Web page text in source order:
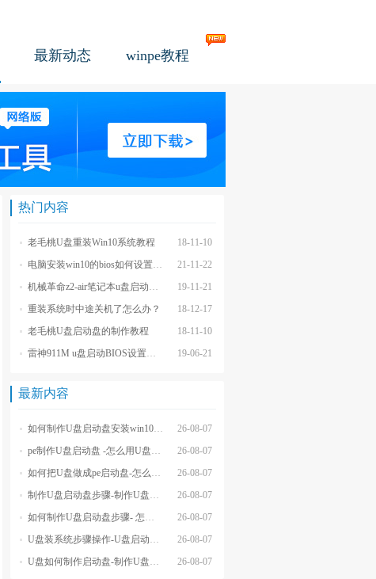
最新动态 winpe教程
热门内容
18-11-10
老毛桃U盘重装Win10系统教程
21-11-22
电脑安装win10的bios如何设置u盘图文教程
19-11-21
机械革命z2-air笔记本u盘启动BIOS设置教程
18-12-17
重装系统时中途关机了怎么办？
18-11-10
老毛桃U盘启动盘的制作教程
19-06-21
雷神911M u盘启动BIOS设置教程
最新内容
26-08-07
如何制作U盘启动盘安装win10系统-怎么制作U盘启动盘安装win10系
26-08-07
pe制作U盘启动盘 -怎么用U盘制作pe系统启动盘
26-08-07
如何把U盘做成pe启动盘-怎么把U盘做成pe启动盘
26-08-07
制作U盘启动盘步骤-制作U盘启动盘详细方法
26-08-07
如何制作U盘启动盘步骤- 怎么制作U盘启动盘步骤
26-08-07
U盘装系统步骤操作-U盘启动重装系统步骤
26-08-07
U盘如何制作启动盘-制作U盘启动盘重装